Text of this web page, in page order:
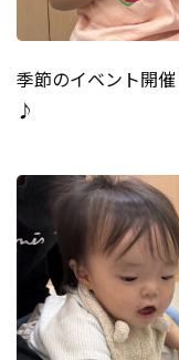
季節のイベント開
♪